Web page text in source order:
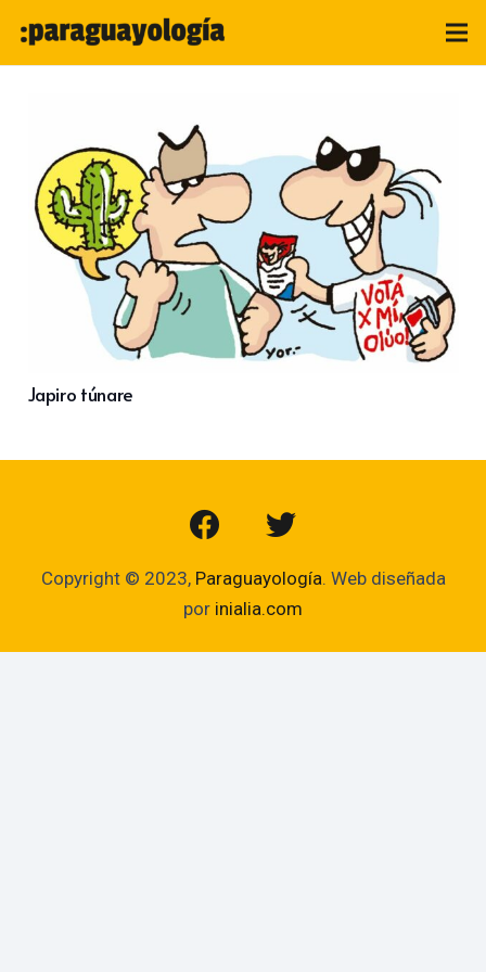
Japiro túnare
Copyright © 2023, Paraguayología. Web diseñada
por inialia.com